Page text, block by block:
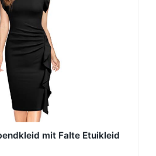
mit Falte Etuikleid